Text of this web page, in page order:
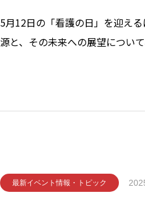
5月12日の「看護の日」を迎え
源と、その未来への展望につい
最新イベント情報・トピック